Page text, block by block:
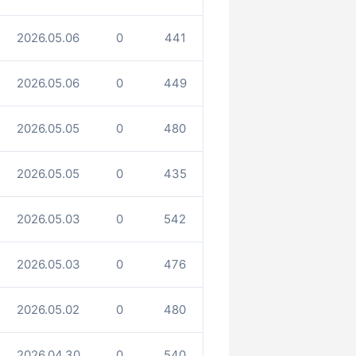
2026.05.06 0 441
2026.05.06 0 449
2026.05.05 0 480
2026.05.05 0 435
2026.05.03 0 542
2026.05.03 0 476
2026.05.02 0 480